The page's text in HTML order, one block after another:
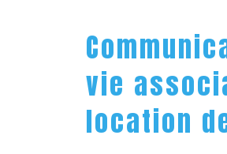
vie
location